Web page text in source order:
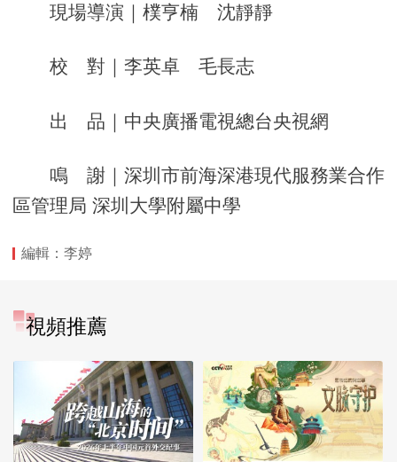
現場導演｜樸亨楠 沈靜靜
校 對｜李英卓 毛長志
出 品｜中央廣播電視總台央視網
鳴 謝｜深圳市前海深港現代服務業合作
區管理局 深圳大學附屬中學
編輯：李婷
視頻推薦